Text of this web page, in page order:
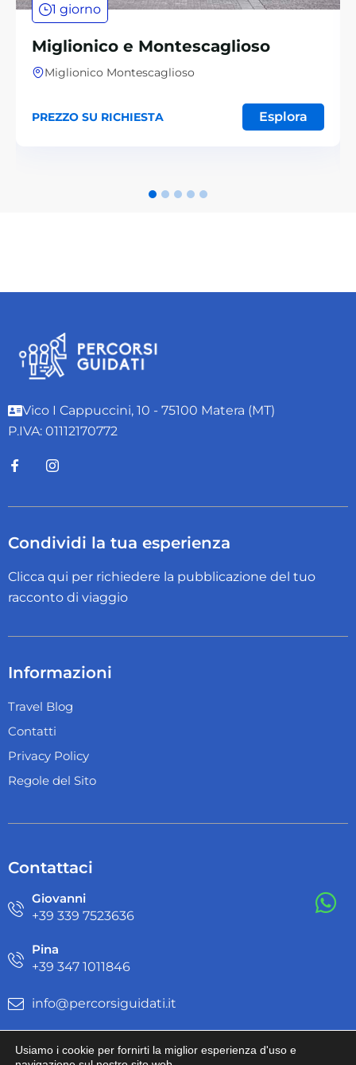
1 giorno
Miglionico e Montescaglioso
Miglionico Montescaglioso
PREZZO SU RICHIESTA Esplora
Vico I Cappuccini, 10 - 75100 Matera (MT)
P.IVA: 01112170772
Condividi la tua esperienza
Clicca qui per richiedere la pubblicazione del tuo
racconto di viaggio
Informazioni
Travel Blog
Contatti
Privacy Policy
Regole del Sito
Contattaci
Giovanni
+39 ‭339 7523636‬
Pina
+39 ‭347 1011846‬
info@percorsiguidati.it
Usiamo i cookie per fornirti la miglior esperienza d'uso e